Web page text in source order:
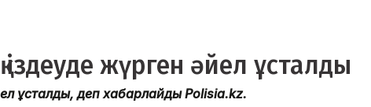
іздеуде жүрген әйел ұсталды
ұсталды, деп хабарлайды Polisia.kz.